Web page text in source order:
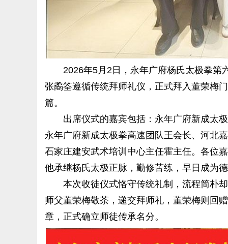
2026年5月2日，永年广府杨氏太极拳第
张矞筌遵循传统拜师礼仪，正式拜入董荣梅
篇。
出席仪式的嘉宾包括：永年广府新成太极
永年广府新成太极拳高速团队王会长、 河北
石家庄建安武术培训中心主任霍主任。各位
他承继杨氏太极正脉，勤修苦练，早日成为
本次收徒仪式恪守传统礼制，流程简朴却
师父董荣梅敬茶，递交拜师礼，董荣梅则回
章，正式确立师徒传承名分。